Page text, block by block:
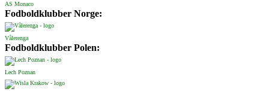
AS Monaco
Fodboldklubber Norge:
Vålerenga
Fodboldklubber Polen:
Lech Poznan